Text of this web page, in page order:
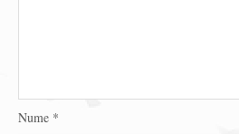
Nume *